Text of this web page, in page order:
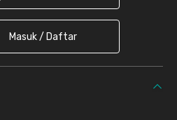
Masuk / Daftar